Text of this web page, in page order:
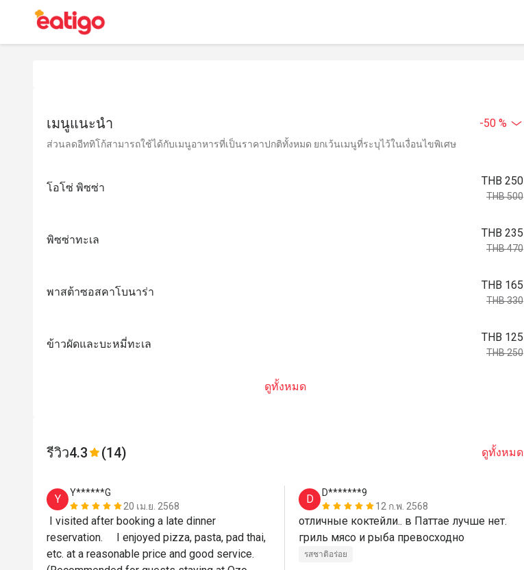
เมนูแนะนำ -50 %
ส่วนลดอีททิโก้สามารถใช้ได้กับเมนูอาหารที่เป็นราคาปกติทั้งหมด ยกเว้นเมนูที่ระบุไว้ในเงื่อนไขพิเศษ
โอโซ่ พิซซ่า
THB 250
THB 500
พิซซ่าทะเล
THB 235
THB 470
พาสต้าซอสคาโบนาร่า
THB 165
THB 330
ข้าวผัดและบะหมี่ทะเล
THB 125
THB 250
ดูทั้งหมด
รีวิว4.3 (14) ดูทั้งหมด
Y
Y******G
20 เม.ย. 2568
I visited after booking a late dinner
reservation.     I enjoyed pizza, pasta, pad thai,
etc. at a reasonable price and good service.
D
D*******9
12 ก.พ. 2568
отличные коктейли.. в Паттае лучше нет.
รสชาติอร่อย